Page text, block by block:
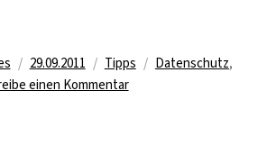
Veröffentlicht
am
29.09.2011 Kategorien
Tipps Schlagwörter
Datenschutz,
einen Kommentarzu